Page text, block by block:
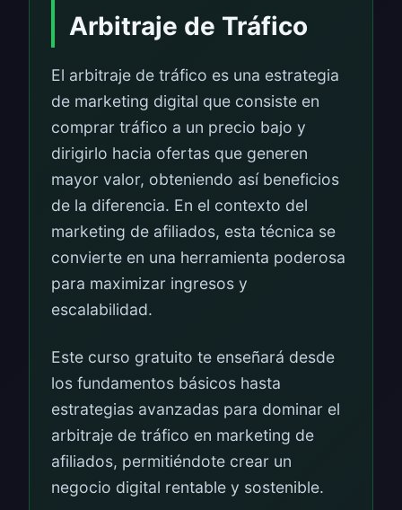
Arbitraje de Tráfico
El arbitraje de tráfico es una estrategia
de marketing digital que consiste en
comprar tráfico a un precio bajo y
dirigirlo hacia ofertas que generen
mayor valor, obteniendo así beneficios
de la diferencia. En el contexto del
marketing de afiliados, esta técnica se
convierte en una herramienta poderosa
para maximizar ingresos y
escalabilidad.
Este curso gratuito te enseñará desde
los fundamentos básicos hasta
estrategias avanzadas para dominar el
arbitraje de tráfico en marketing de
afiliados, permitiéndote crear un
negocio digital rentable y sostenible.